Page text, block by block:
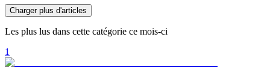
Charger plus d'articles
Les plus lus dans cette catégorie ce mois-ci
1